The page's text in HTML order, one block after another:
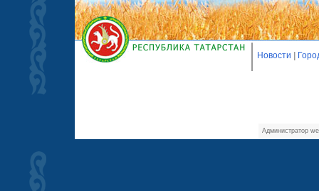
Новости
Администратор